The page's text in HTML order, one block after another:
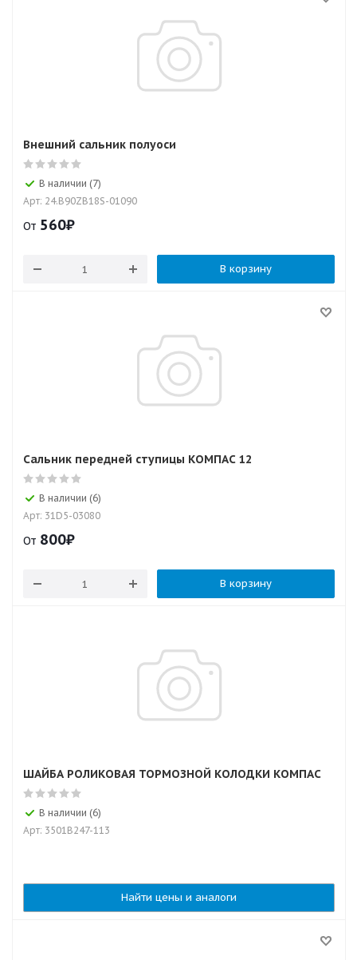
Внешний сальник полуоси
В наличии (7)
Арт: 24.B90ZB18S-01090
От 560₽
В корзину
Сальник передней ступицы КОМПАС 12
В наличии (6)
Арт: 31D5-03080
От 800₽
В корзину
ШАЙБА РОЛИКОВАЯ ТОРМОЗНОЙ КОЛОДКИ КОМПАС
В наличии (6)
Арт: 3501B247-113
Найти цены и аналоги